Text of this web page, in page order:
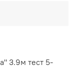
3.9м тест 5-